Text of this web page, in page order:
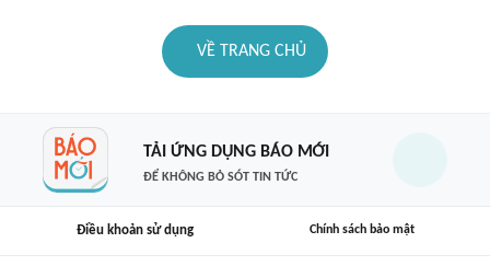
VỀ TRANG CHỦ
TẢI ỨNG DỤNG BÁO MỚI
ĐỂ KHÔNG BỎ SÓT TIN TỨC
Điều khoản sử dụng Chính sách bảo mật